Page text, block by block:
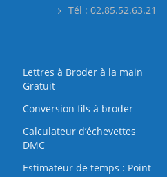
Tél : 02.85.52.63.21
Lettres à Broder à la main
Gratuit
Conversion fils à broder
Calculateur d’échevettes
DMC
Estimateur de temps : Point